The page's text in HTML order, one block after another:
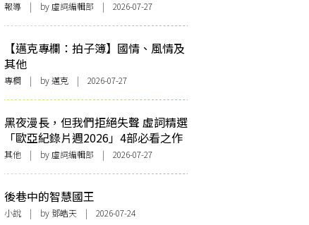
報導 | by 虛詞編輯部 | 2026-07-27
【邁克專欄：拍子簿】國情、風情及
其他
專欄 | by邁克 | 2026-07-27
黑夜漫長，但我們拒絕失聲 虛詞精選
「歐亞紀錄片週2026」4部必看之作
其他 | by 虛詞編輯部 | 2026-07-27
後巷中的智慧國王
小說 | by 鄧皓天 | 2026-07-24